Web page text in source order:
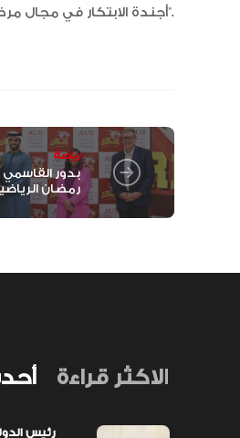
أجندة الابتكار في مجال مرض السكري والأورام والأدوية الحيوية وغيرها الكثير”.
رياضة
بدور
رمضان
الاكثر قراءة